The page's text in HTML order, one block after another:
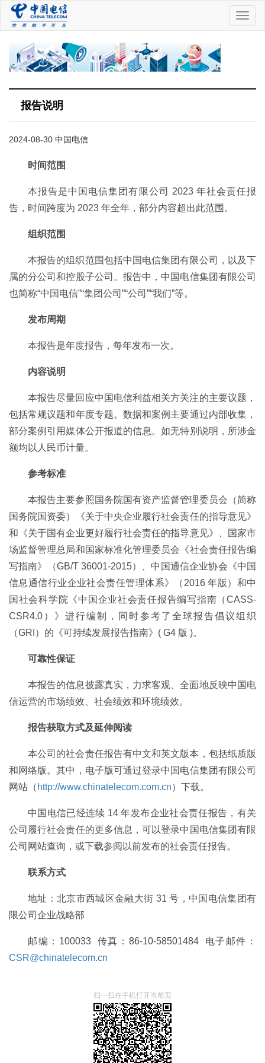
中
国
报告说明
2024-08-30 中国电信
时间范围
本报告是中国电信集团有限公司 2023 年社会责任报
告，时间跨度为 2023 年全年，部分内容超出此范围。
组织范围
本报告的组织范围包括中国电信集团有限公司，以及下
属的分公司和控股子公司。报告中，中国电信集团有限公司
也简称“中国电信”“集团公司”“公司”“我们”等。
发布周期
本报告是年度报告，每年发布一次。
内容说明
本报告尽量回应中国电信利益相关方关注的主要议题，
包括常规议题和年度专题。数据和案例主要通过内部收集，
部分案例引用媒体公开报道的信息。如无特别说明，所涉金
额均以人民币计量。
参考标准
本报告主要参照国务院国有资产监督管理委员会（简称
国务院国资委）《关于中央企业履行社会责任的指导意见》
和《关于国有企业更好履行社会责任的指导意见》、国家市
场监督管理总局和国家标准化管理委员会《社会责任报告编
写指南》（GB/T 36001-2015）、中国通信企业协会《中国
信息通信行业企业社会责任管理体系》（2016 年版）和中
国社会科学院《中国企业社会责任报告编写指南（CASS-
CSR4.0）》进行编制，同时参考了全球报告倡议组织
（GRI）的《可持续发展报告指南》( G4 版 )。
可靠性保证
本报告的信息披露真实，力求客观、全面地反映中国电
信运营的市场绩效、社会绩效和环境绩效。
报告获取方式及延伸阅读
本公司的社会责任报告有中文和英文版本，包括纸质版
和网络版。其中，电子版可通过登录中国电信集团有限公司
网站（ http://www.chinatelecom.com.cn）下载。
中国电信已经连续 14 年发布企业社会责任报告，有关
公司履行社会责任的更多信息，可以登录中国电信集团有限
公司网站查询，或下载参阅以前发布的社会责任报告。
联系方式
地址：北京市西城区金融大街 31 号，中国电信集团有
限公司企业战略部
邮编：100033 传真：86-10-58501484 电子邮件：
CSR@chinatelecom.cn
扫一扫在手机打开当前页